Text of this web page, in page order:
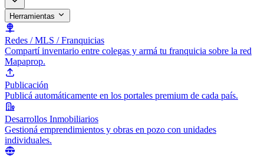
Herramientas
Redes / MLS / Franquicias
Compartí inventario entre colegas y armá tu franquicia sobre la red
Mapaprop.
Publicación
Publicá automáticamente en los portales premium de cada país.
Desarrollos Inmobiliarios
Gestioná emprendimientos y obras en pozo con unidades
individuales.